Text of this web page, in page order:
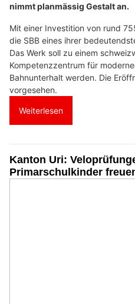
nimmt planmässig Gestalt an.
Mit einer Investition von rund
die SBB eines ihrer
Das Werk soll zu einem
Kompetenzzentrum für
Bahnunterhalt werden. Die
vorgesehen.
Weiterlesen
Kanton Uri:
Primarschulkinder